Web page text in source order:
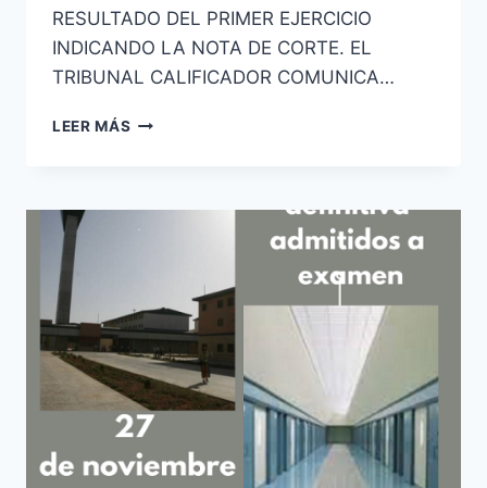
RESULTADO DEL PRIMER EJERCICIO
INDICANDO LA NOTA DE CORTE. EL
TRIBUNAL CALIFICADOR COMUNICA…
LEER MÁS AYUDANTES
PLANTILLA
PRIMER
OEP
2021-
2022